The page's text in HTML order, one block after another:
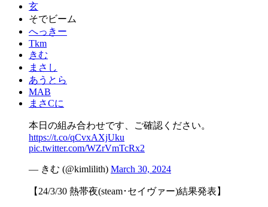
玄
そでビーム
へっきー
Tkm
きむ
まさし
あうとら
MAB
まさCに
本日の組み合わせです、ご確認ください。
https://t.co/qCvxAXjUku
pic.twitter.com/WZrVmTcRx2
— きむ (@kimlilith) March 30, 2024
【24/3/30 熱帯夜(steam･セイヴァー)結果発表】